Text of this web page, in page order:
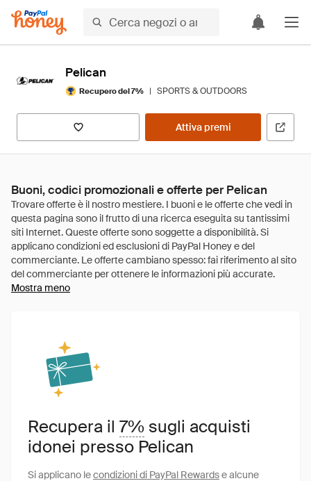
Pelican
Recupero del 7% | SPORTS & OUTDOORS
Attiva premi
Buoni, codici promozionali e offerte per Pelican
Mostra meno
Recupera il 7% sugli acquisti
idonei presso Pelican
Si applicano lecondizioni di PayPal Rewardse alcune